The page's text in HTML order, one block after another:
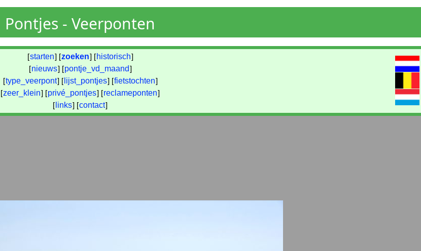
Pontjes - Veerponten
[starten] [zoeken] [ historisch]
[nieuws] [pontje_vd_maand]
[type_veerpont] [ lijst_pontjes] [fietstochten]
[zeer_klein] [privé_pontjes] [reclameponten]
[ links] [contact]